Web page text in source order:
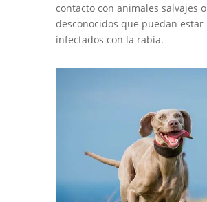
contacto con animales salvajes o
desconocidos que puedan estar
infectados con la rabia.